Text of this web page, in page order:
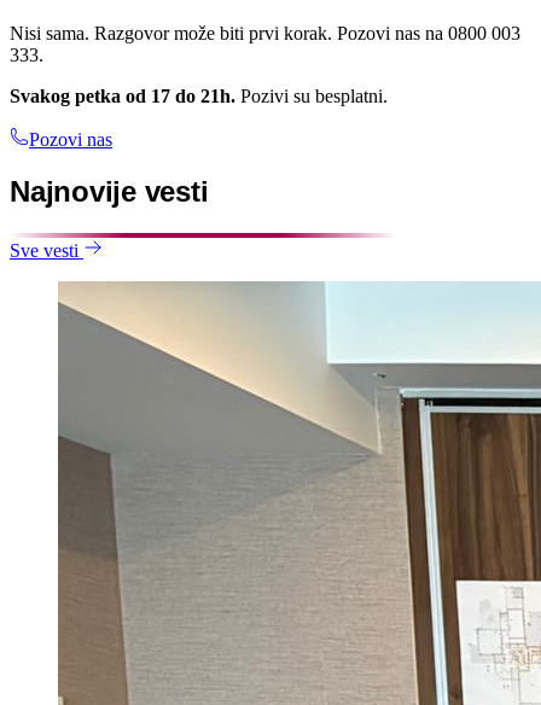
Nisi sama. Razgovor može biti prvi korak. Pozovi nas na 0800 003
333.
Svakog petka od 17 do 21h. Pozivi su besplatni.
Pozovi nas
Najnovije vesti
Sve vesti